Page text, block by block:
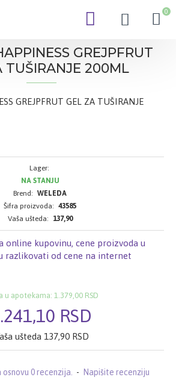
0
GREJPFRUT
TUŠIRANJE 200ML
osnovu 0 recenzija. - Napišite recenziju
online kupovinu, cene proizvoda u
razlikovati od cene na internet
RSD
u apotekama: 1.379,00 RSD
ušteda 137,90 RSD
Lager:
NA STANJU
Brend: WELEDA
Šifra proizvoda: 43585
Vaša ušteda:
137,90